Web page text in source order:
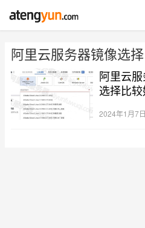
阿里云服务器镜像选择
阿里云
选择比较
2024年1月7日